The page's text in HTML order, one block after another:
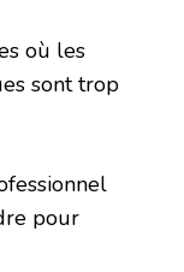
où les
sont trop
pour